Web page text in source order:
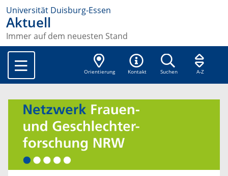
Universität Duisburg-Essen
Aktuell
Immer auf dem neuesten Stand
Orientierung Kontakt Suchen A-Z